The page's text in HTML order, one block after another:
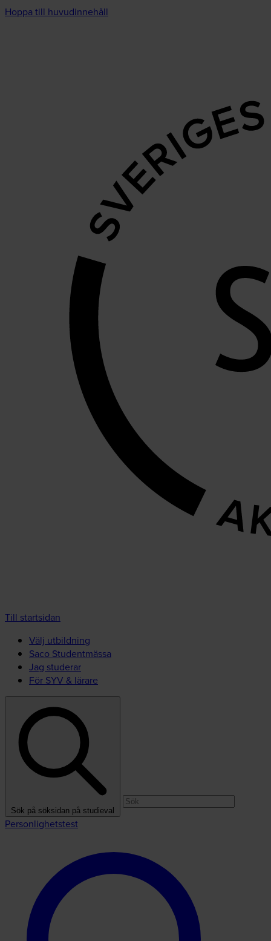
Hoppa till huvudinnehåll
Till startsidan
Välj utbildning
Saco Studentmässa
Jag studerar
För SYV & lärare
Sök på söksidan på studieval
Personlighetstest